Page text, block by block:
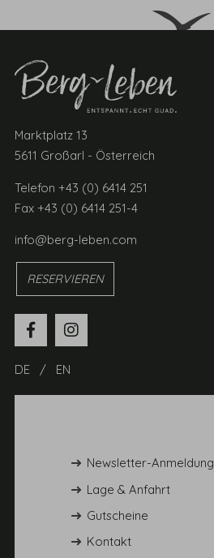
Marktplatz 13
5611 Großarl - Österreich
Telefon +43 (0) 6414 251
Fax +43 (0) 6414 251-4
info@berg-leben.com
RESERVIEREN
DE EN
Newsletter-Anmeldung
Lage & Anfahrt
Gutscheine
Kontakt